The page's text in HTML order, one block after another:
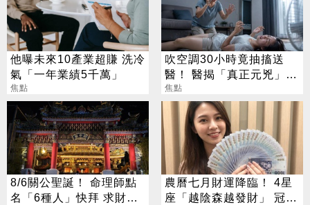
他曝未來10產業超賺 洗冷
氣「一年業績5千萬」
焦點
吹空調30小時竟抽搐送
醫！ 醫揭「真正元兇」：
不是冷氣
焦點
8/6關公聖誕！ 命理師點
名「6種人」快拜 求財求
農曆七月財運降臨！ 4星
座「越陰森越發財」 冠軍